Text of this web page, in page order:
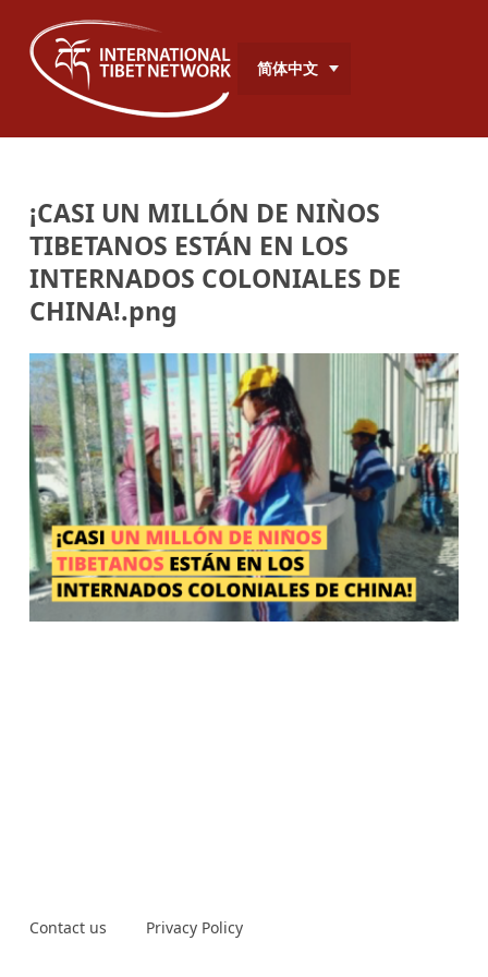
简体中文
¡CASI UN MILLÓN DE NIǸOS
TIBETANOS ESTÁN EN LOS
INTERNADOS COLONIALES DE
CHINA!.png
Contact us Privacy Policy